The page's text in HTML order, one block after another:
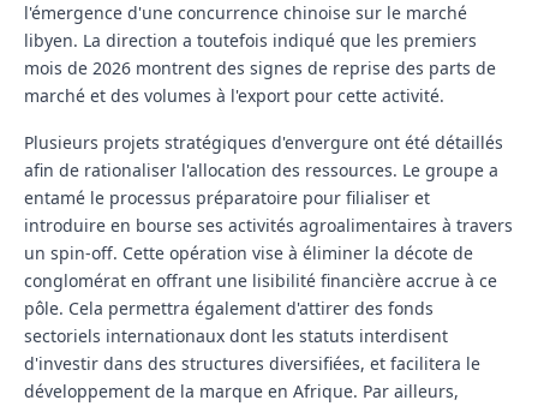
l'émergence d'une concurrence chinoise sur le marché
libyen. La direction a toutefois indiqué que les premiers
mois de 2026 montrent des signes de reprise des parts de
marché et des volumes à l'export pour cette activité.
Plusieurs projets stratégiques d'envergure ont été détaillés
afin de rationaliser l'allocation des ressources. Le groupe a
entamé le processus préparatoire pour filialiser et
introduire en bourse ses activités agroalimentaires à travers
un spin-off. Cette opération vise à éliminer la décote de
conglomérat en offrant une lisibilité financière accrue à ce
pôle. Cela permettra également d'attirer des fonds
sectoriels internationaux dont les statuts interdisent
d'investir dans des structures diversifiées, et facilitera le
développement de la marque en Afrique. Par ailleurs,